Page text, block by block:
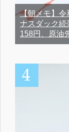
【朝メモ】令
ナスダック続
158円、原油